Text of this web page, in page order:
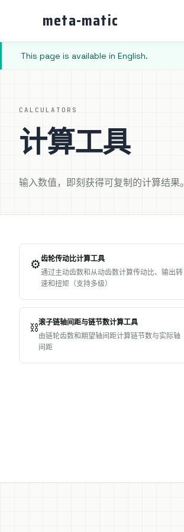
meta-matic
This page is available in English.
CALCULATORS
计算工具
输入数值，即刻获得可复制的计算结果。
⚙️齿轮传动比计算工具
通过主动齿数和从动齿数计算传动比、输出转
速和扭矩（支持多级）
⛓️滚子链轴间距与链节数计算工具
由链轮齿数和期望轴间距计算链节数与实际轴
间距